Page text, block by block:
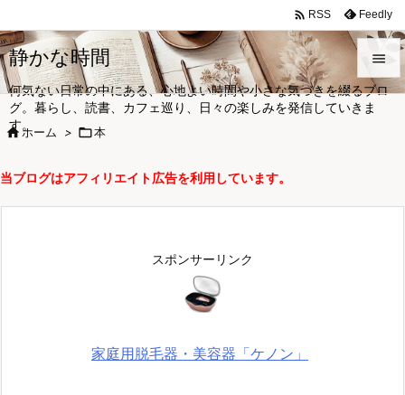
静かな時間
何気ない日常の中にある、心地よい時間や小さな気づきを綴るブロ
グ。暮らし、読書、カフェ巡り、日々の楽しみを発信していきま
す。


メニュ
前へ
 RSS Feedly
ホーム > 本
当ブログはアフィリエイト広告を利用しています。
スポンサーリンク
家庭用脱毛器・美容器「ケノン」